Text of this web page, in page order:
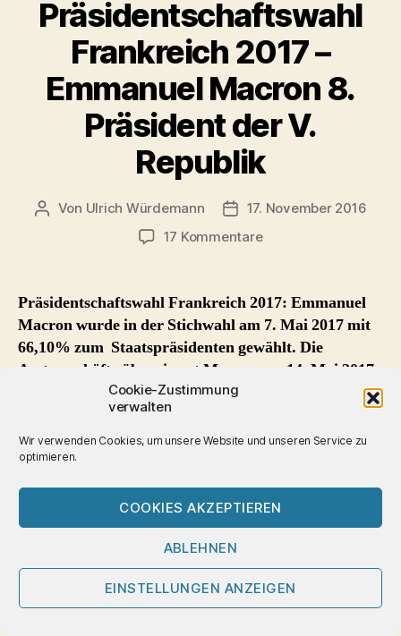
Cookie-Zustimmung
verwalten
Wir verwenden Cookies, um unsere Website und unseren Service zu
optimieren.
COOKIES AKZEPTIEREN
ABLEHNEN
EINSTELLUNGEN ANZEIGEN
Präsidentschaftswahl
Frankreich 2017 –
Emmanuel Macron 8.
Präsident der V.
Republik
Beitragsautor
Von Ulrich Würdemann Beitragsdatum
17. November 2016
17 Kommentarezu
2017
Emmanuel
Macron
Präsidentschaftswahl Frankreich 2017: Emmanuel
Macron wurde in der Stichwahl am 7. Mai 2017 mit
66,10% zum Staatspräsidenten gewählt. Die
Amtsgeschäfte übernimmt Macron am 14. Mai 2017.
Präsidentschaftswahl
Frankreich 2017
Am 23. April 2017 wählen die Bürgerinnen und Bürger
in der Geschichte der Fünften Republik (ab Oktober
1958). Sollte wie bisher bei allen
Präsidentschaftswahlen der 5. Republik im ersten